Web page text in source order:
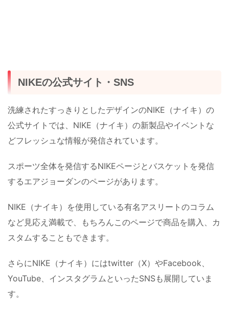
NIKEの公式サイト・SNS
洗練されたすっきりとしたデザインのNIKE（ナイキ）の
公式サイトでは、NIKE（ナイキ）の新製品やイベントな
どフレッシュな情報が発信されています。
スポーツ全体を発信するNIKEページとバスケットを発信
するエアジョーダンのページがあります。
NIKE（ナイキ）を使用している有名アスリートのコラム
など見応え満載で、もちろんこのページで商品を購入、カ
スタムすることもできます。
さらにNIKE（ナイキ）にはtwitter（X）やFacebook、
YouTube、インスタグラムといったSNSも展開していま
す。